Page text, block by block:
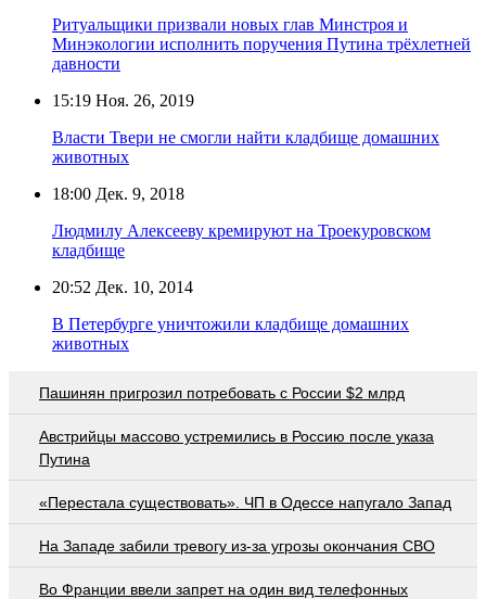
Ритуальщики призвали новых глав Минстроя и
Минэкологии исполнить поручения Путина трёхлетней
давности
15:19 Ноя. 26, 2019
Власти Твери не смогли найти кладбище домашних
животных
18:00 Дек. 9, 2018
Людмилу Алексееву кремируют на Троекуровском
кладбище
20:52 Дек. 10, 2014
В Петербурге уничтожили кладбище домашних
животных
Пашинян пригрозил потребовать c России $2 млрд
Австрийцы массово устремились в Россию после указа
Путина
«Перестала существовать». ЧП в Одессе напугало Запад
На Западе забили тревогу из-за угрозы окончания СВО
Во Франции ввели запрет на один вид телефонных